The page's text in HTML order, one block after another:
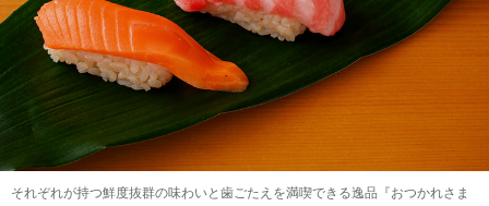
それぞれが持つ鮮度抜群の味わいと歯ごたえを満喫できる逸品『おつかれさま